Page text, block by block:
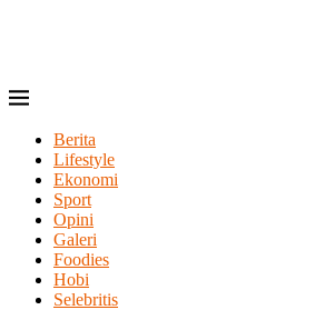
Berita
Lifestyle
Ekonomi
Sport
Opini
Galeri
Foodies
Hobi
Selebritis